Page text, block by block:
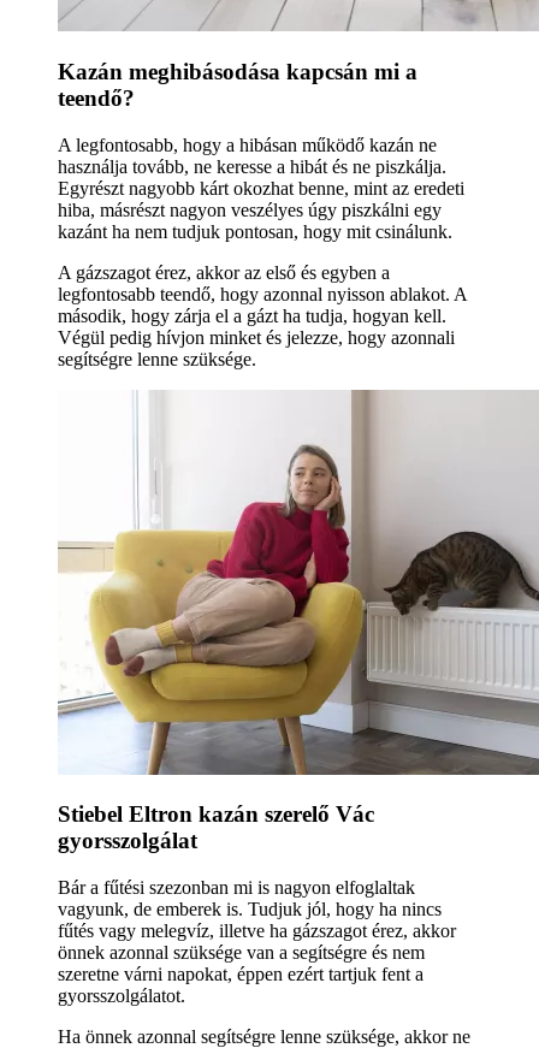
Kazán meghibásodása kapcsán mi a
teendő?
A legfontosabb, hogy a hibásan működő kazán ne
használja tovább, ne keresse a hibát és ne piszkálja.
Egyrészt nagyobb kárt okozhat benne, mint az eredeti
hiba, másrészt nagyon veszélyes úgy piszkálni egy
kazánt ha nem tudjuk pontosan, hogy mit csinálunk.
A gázszagot érez, akkor az első és egyben a
legfontosabb teendő, hogy azonnal nyisson ablakot. A
második, hogy zárja el a gázt ha tudja, hogyan kell.
Végül pedig hívjon minket és jelezze, hogy azonnali
segítségre lenne szüksége.
Stiebel Eltron kazán szerelő Vác
gyorsszolgálat
Bár a fűtési szezonban mi is nagyon elfoglaltak
vagyunk, de emberek is. Tudjuk jól, hogy ha nincs
fűtés vagy melegvíz, illetve ha gázszagot érez, akkor
önnek azonnal szüksége van a segítségre és nem
szeretne várni napokat, éppen ezért tartjuk fent a
gyorsszolgálatot.
Ha önnek azonnal segítségre lenne szüksége, akkor ne